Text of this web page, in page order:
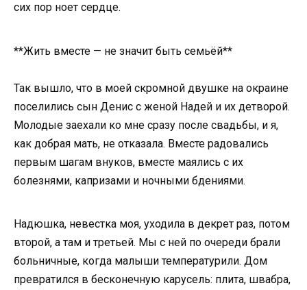
сих пор ноет сердце.
**Жить вместе — не значит быть семьёй**
Так вышло, что в моей скромной двушке на окраине
поселились сын Денис с женой Надей и их детворой.
Молодые заехали ко мне сразу после свадьбы, и я,
как добрая мать, не отказала. Вместе радовались
первым шагам внуков, вместе маялись с их
болезнями, капризами и ночными бдениями.
Надюшка, невестка моя, уходила в декрет раз, потом
второй, а там и третьей. Мы с ней по очереди брали
больничные, когда малыши температурили. Дом
превратился в бесконечную карусель: плита, швабра,